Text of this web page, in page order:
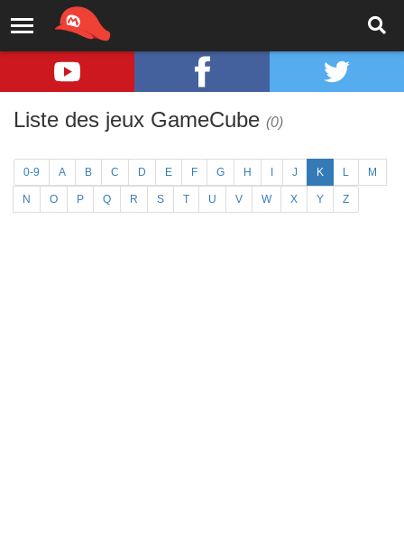
Liste des jeux GameCube (0)
0-9 A B C D E F G H J K L M
N O P Q R S T U V W X Y Z